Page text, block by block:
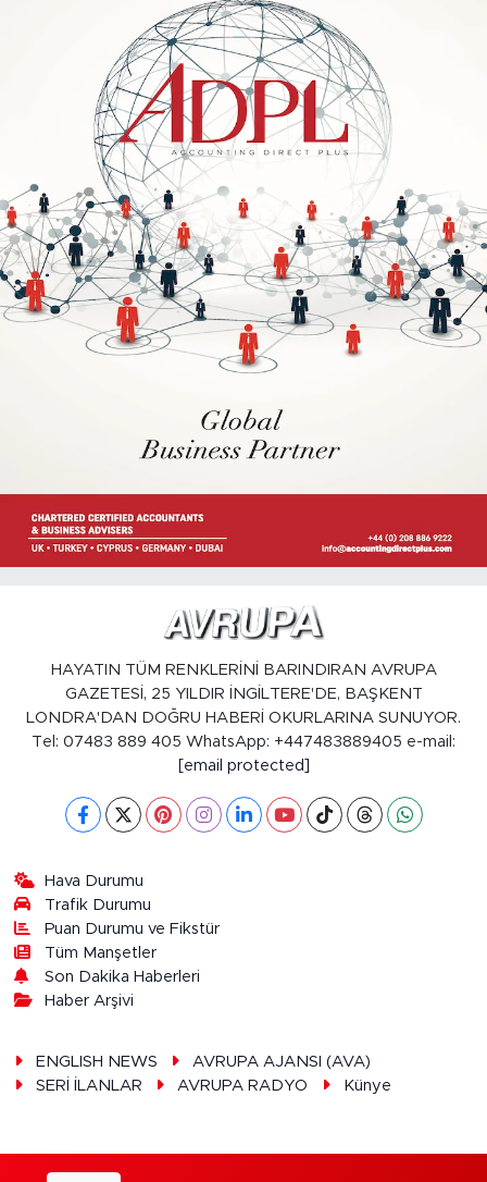
HAYATIN TÜM RENKLERİNİ BARINDIRAN AVRUPA
GAZETESİ, 25 YILDIR İNGİLTERE'DE, BAŞKENT
LONDRA'DAN DOĞRU HABERİ OKURLARINA SUNUYOR.
Tel: 07483 889 405 WhatsApp: +447483889405 e-mail:
[email protected]
Hava Durumu
Trafik Durumu
Puan Durumu ve Fikstür
Tüm Manşetler
Son Dakika Haberleri
Haber Arşivi
ENGLISH NEWS
AVRUPA AJANSI (AVA)
SERİ İLANLAR
AVRUPA RADYO Künye